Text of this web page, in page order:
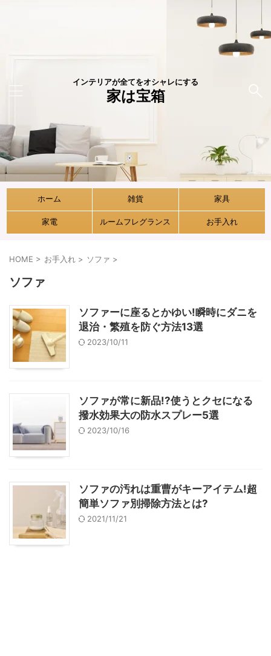
インテリアが全てをオシャレにする
家は宝箱
ホーム 雑貨 家具
家電 ルームフレグランス お手入れ
HOME > お手入れ > ソファ >
ソファ
ソファーに座るとかゆい!瞬時にダニを
退治・繁殖を防ぐ方法13選
2023/10/11
ソファが常に新品!?使うとクセになる
撥水効果大の防水スプレー5選
2023/10/16
ソファの汚れは重曹がキーアイテム!超
簡単ソファ別掃除方法とは?
2021/11/21